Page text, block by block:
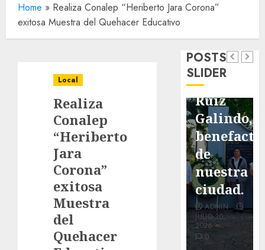
Home » Realiza Conalep “Heriberto Jara Corona”
exitosa Muestra del Quehacer Educativo
Local
Realiza
Conalep
“Heriberto
Jara
Corona”
exitosa
Muestra
del
Quehacer
POSTS
SLIDER
Local
pavimentación
de San
Marcial
será
mejorada.
Interviene
CASF
ADMIN
JULIO 27,
2026
0
Reviven
la
exposición
natalicio
de Don
Antonio
Ruiz
Galindo,
de
nuestra
ciudad.
ADMIN
JULIO 30,
2026
0